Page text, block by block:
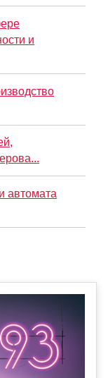
и
автомата